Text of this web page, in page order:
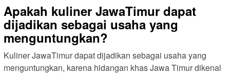
Apakah kuliner JawaTimur dapat
dijadikan sebagai usaha yang
menguntungkan?
Kuliner JawaTimur dapat dijadikan sebagai usaha yang
menguntungkan, karena hidangan khas Jawa Timur dikenal